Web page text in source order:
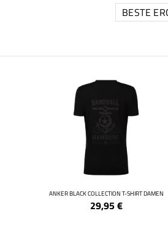
ANKER BLACK COLLECTION T-SHIRT DAMEN
29,95€